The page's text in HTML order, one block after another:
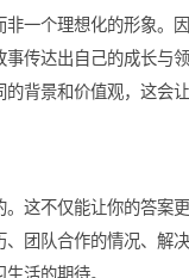
量，以确保最终提
的你，而非一个理
这些故事传达出自
众不同的背景和价